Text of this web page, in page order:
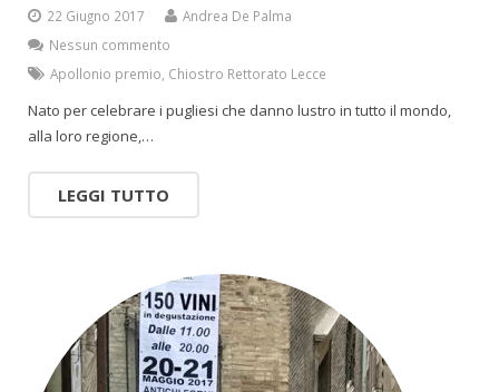
22 Giugno 2017
Andrea De Palma
Nessun commento
Apollonio premio Chiostro Rettorato Lecce
Nato per celebrare i pugliesi che danno lustro in tutto il mondo,
alla loro regione,…
LEGGI TUTTO